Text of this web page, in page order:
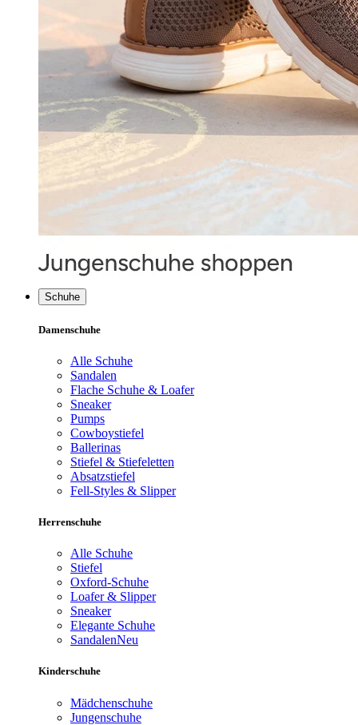
Schuhe
Damenschuhe
Alle Schuhe
Sandalen
Flache Schuhe & Loafer
Sneaker
Pumps
Cowboystiefel
Ballerinas
Stiefel & Stiefeletten
Absatzstiefel
Fell-Styles & Slipper
Herrenschuhe
Alle Schuhe
Stiefel
Oxford-Schuhe
Loafer & Slipper
Sneaker
Elegante Schuhe
SandalenNeu
Kinderschuhe
Mädchenschuhe
Jungenschuhe